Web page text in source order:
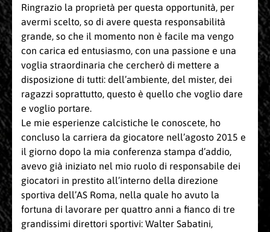
Ringrazio la proprietà per questa opportunità, per
avermi scelto, so di avere questa responsabilità
grande, so che il momento non è facile ma vengo
con carica ed entusiasmo, con una passione e una
voglia straordinaria che cercherò di mettere a
disposizione di tutti: dell’ambiente, del mister, dei
ragazzi soprattutto, questo è quello che voglio dare
e voglio portare.
Le mie esperienze calcistiche le conoscete, ho
concluso la carriera da giocatore nell’agosto 2015 e
il giorno dopo la mia conferenza stampa d’addio,
avevo già iniziato nel mio ruolo di responsabile dei
giocatori in prestito all’interno della direzione
sportiva dell’AS Roma, nella quale ho avuto la
fortuna di lavorare per quattro anni a fianco di tre
grandissimi direttori sportivi: Walter Sabatini,